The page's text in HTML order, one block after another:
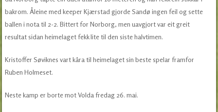
bakrom. Åleine med keeper Kjærstad gjorde Sandø ingen feil og sette
ballen i nota til 2-2. Bittert for Norborg, men uavgjort var eit greit
resultat sidan heimelaget fekk lite til den siste halvtimen.
Kristoffer Søviknes vart kåra til heimelaget sin beste spelar framfor
Ruben Holmeset.
Neste kamp er borte mot Volda fredag 26. mai.